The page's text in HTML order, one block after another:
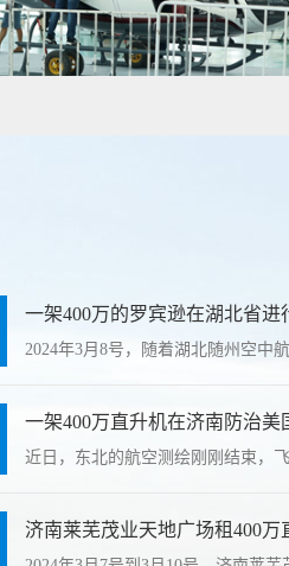
一架400万的罗宾逊在湖北省进
2024年3月8号，随着湖北随州空
一架400万直升机在济南防治美
近日，东北的航空测绘刚刚结束
济南莱芜茂业天地广场租400